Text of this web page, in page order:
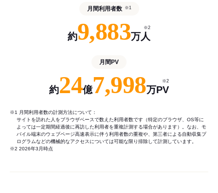
月間利用者数 ※1
約9,883万人
※2
月間PV
約24億7,998万PV
※2
※1 月間利用者数の計測方法について：
サイトを訪れた人をブラウザベースで数えた利用者数です（特定のブラウザ、OS等に
よっては一定期間経過後に再訪した利用者を重複計測する場合があります）。なお、モ
バイル端末のウェブページ高速表示に伴う利用者数の重複や、第三者による自動収集プ
ログラムなどの機械的なアクセスについては可能な限り排除して計測しています。
※2 2026年3月時点